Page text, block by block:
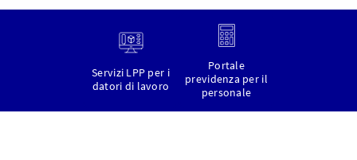
Servizi LPP per i
datori di lavoro
Portale
previdenza per il
personale